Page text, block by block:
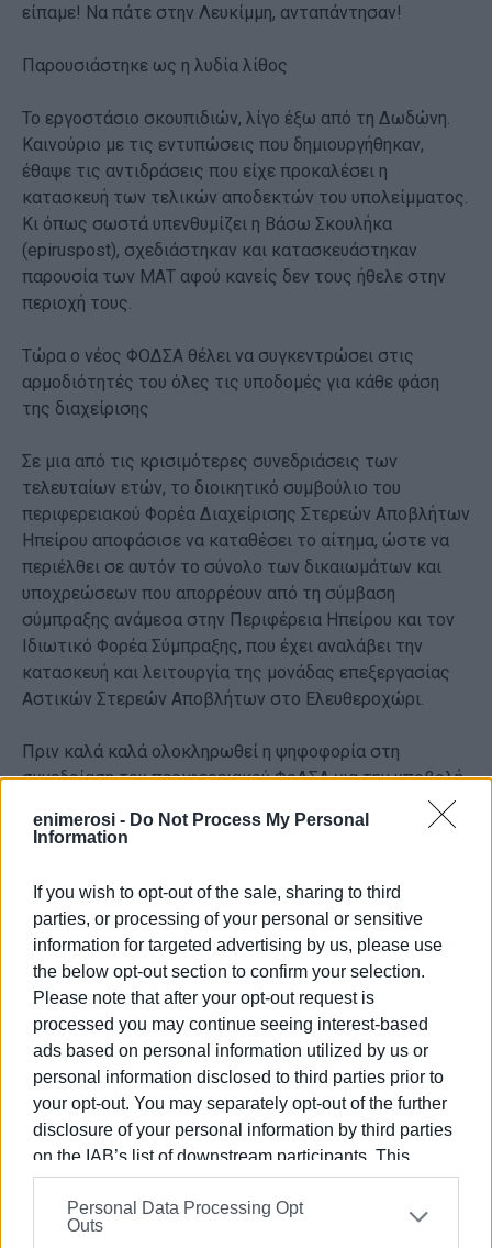
enimerosi - Do Not Process My Personal
Information
If you wish to opt-out of the sale, sharing to third
parties, or processing of your personal or sensitive
information for targeted advertising by us, please use
the below opt-out section to confirm your selection.
Please note that after your opt-out request is
processed you may continue seeing interest-based
ads based on personal information utilized by us or
personal information disclosed to third parties prior to
your opt-out. You may separately opt-out of the further
disclosure of your personal information by third parties
on the IAB’s list of downstream participants. This
information may also be disclosed by us to third parties
on theIAB’s List of Downstream Participants
that may
further disclose it to other third parties.
Personal Data Processing Opt
Outs
είπαμε! Να πάτε στην Λευκίμμη, ανταπάντησαν!
Παρουσιάστηκε ως η λυδία λίθος
Το εργοστάσιο σκουπιδιών, λίγο έξω από τη Δωδώνη.
Καινούριο με τις εντυπώσεις που δημιουργήθηκαν,
έθαψε τις αντιδράσεις που είχε προκαλέσει η
κατασκευή των τελικών αποδεκτών του υπολείμματος.
Κι όπως σωστά υπενθυμίζει η Βάσω Σκουλήκα
(epiruspost), σχεδιάστηκαν και κατασκευάστηκαν
παρουσία των ΜΑΤ αφού κανείς δεν τους ήθελε στην
περιοχή τους.
Τώρα ο νέος ΦΟΔΣΑ θέλει να συγκεντρώσει στις
αρμοδιότητές του όλες τις υποδομές για κάθε φάση
της διαχείρισης
Σε μια από τις κρισιμότερες συνεδριάσεις των
τελευταίων ετών, το διοικητικό συμβούλιο του
περιφερειακού Φορέα Διαχείρισης Στερεών Αποβλήτων
Ηπείρου αποφάσισε να καταθέσει το αίτημα, ώστε να
περιέλθει σε αυτόν το σύνολο των δικαιωμάτων και
υποχρεώσεων που απορρέουν από τη σύμβαση
σύμπραξης ανάμεσα στην Περιφέρεια Ηπείρου και τον
Ιδιωτικό Φορέα Σύμπραξης, που έχει αναλάβει την
κατασκευή και λειτουργία της μονάδας επεξεργασίας
Αστικών Στερεών Αποβλήτων στο Ελευθεροχώρι.
Πριν καλά καλά ολοκληρωθεί η ψηφοφορία στη
συνεδρίαση του περιφερειακού ΦοΔΣΑ για την υποβολή
του αιτήματος, μια πρώτη, έντονη αντίδραση ήρθε από
τον περιφερειάρχη Ηπείρου Αλέξανδρο Καχριμάνη:
όχι με τα κυκλώματα. Δεν μπορεί μία κλίκα, που λέγεται
διοίκηση του ΦΟΔΣΑ, να συνδιαλέγεται με αυτούς που
έχουν το εργοστάσιο, χωρίς να λαμβάνει υπόψη της τις
αρχές της ηθικής και τιμιότητας», σημείωσε μεταξύ
άλλων. (Γεωργία Χαλάτση. Ηπειρωτικός Αγών).
Το θέμα πάντοτε είχε και κερκυραϊκό ενδιαφέρον. Πόσο
μάλλον τώρα που εξακολουθεί να εκκρεμεί η
διευθέτηση του προβλήματος εδώ. Πόσο ν' αντέξει
ακόμα η ανάπλαση των κυττάρων στο Τεμπλόνι;
https://www.agon.gr/epikairotita/75311/etoimos-na-
analavei-dikaiomata-kai-ypochreoseis-dilonei-o/
https://www.epiruspost.gr/apo-toys-chyta-kai-ta-mat-